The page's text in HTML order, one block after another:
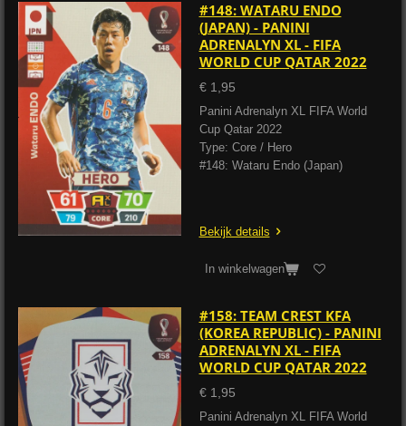
#148: WATARU ENDO
(JAPAN) - PANINI
ADRENALYN XL - FIFA
WORLD CUP QATAR 2022
€ 1,95
Panini Adrenalyn XL FIFA World
Cup Qatar 2022
Type: Core / Hero
#148: Wataru Endo (Japan)
Bekijk details
In winkelwagen
#158: TEAM CREST KFA
(KOREA REPUBLIC) - PANINI
ADRENALYN XL - FIFA
WORLD CUP QATAR 2022
€ 1,95
Panini Adrenalyn XL FIFA World